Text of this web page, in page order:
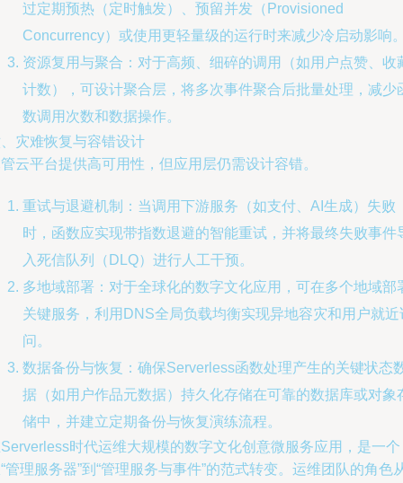
过定期预热（定时触发）、预留并发（Provisioned
Concurrency）或使用更轻量级的运行时来减少冷启动影响
资源复用与聚合：对于高频、细碎的调用（如用户点赞、收
计数），可设计聚合层，将多次事件聚合后批量处理，减少
数调用次数和数据操作。
灾难恢复与容错设计
云平台提供高可用性，但应用层仍需设计容错。
重试与退避机制：当调用下游服务（如支付、AI生成）失败
时，函数应实现带指数退避的智能重试，并将最终失败事件
入死信队列（DLQ）进行人工干预。
多地域部署：对于全球化的数字文化应用，可在多个地域部
关键服务，利用DNS全局负载均衡实现异地容灾和用户就近
问。
数据备份与恢复：确保Serverless函数处理产生的关键状态
据（如用户作品元数据）持久化存储在可靠的数据库或对象
储中，并建立定期备份与恢复演练流程。
时代运维大规模的数字文化创意微服务应用，是一个
管理服务器”到“管理服务与事件”的范式转变。运维团队的角色